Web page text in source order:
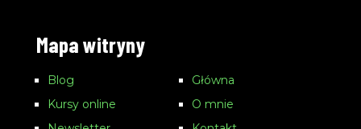
Mapa witryny
Blog
Kursy online
Główna
O mnie